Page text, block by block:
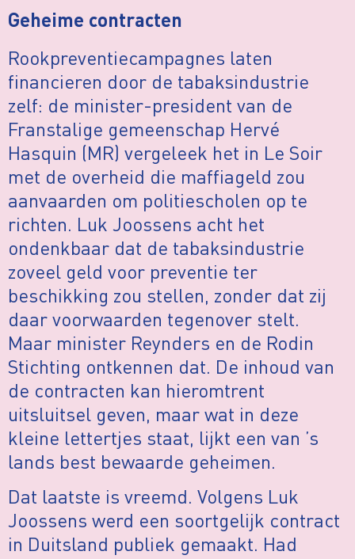
Geheime contracten
Rookpreventiecampagnes laten
financieren door de tabaksindustrie
zelf: de minister-president van de
Franstalige gemeenschap Hervé
Hasquin (MR) vergeleek het in Le Soir
met de overheid die maffiageld zou
aanvaarden om politiescholen op te
richten. Luk Joossens acht het
ondenkbaar dat de tabaksindustrie
zoveel geld voor preventie ter
beschikking zou stellen, zonder dat zij
daar voorwaarden tegenover stelt.
Maar minister Reynders en de Rodin
Stichting ontkennen dat. De inhoud van
de contracten kan hieromtrent
uitsluitsel geven, maar wat in deze
kleine lettertjes staat, lijkt een van ’s
lands best bewaarde geheimen.
Dat laatste is vreemd. Volgens Luk
Joossens werd een soortgelijk contract
in Duitsland publiek gemaakt. Had